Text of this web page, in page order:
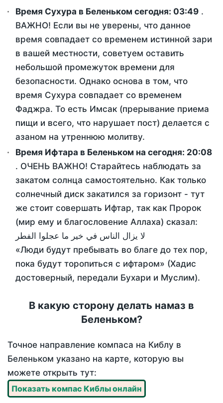
Время Сухура в Беленьком сегодня: 03:49 .
ВАЖНО! Если вы не уверены, что данное
время совпадает со временем истинной зари
в вашей местности, советуем оставить
небольшой промежуток времени для
безопасности. Однако основа в том, что
время Сухура совпадает со временем
Фаджра. То есть Имсак (прерывание приема
пищи и всего, что нарушает пост) делается с
азаном на утреннюю молитву.
Время Ифтара в Беленьком на сегодня: 20:08
. ОЧЕНЬ ВАЖНО! Старайтесь наблюдать за
закатом солнца самостоятельно. Как только
солнечный диск закатился за горизонт - тут
же стоит совершать Ифтар, так как Пророк
(мир ему и благословение Аллаха) сказал:
لا يزال الناس في خير ما عجلوا الفطر
«Люди будут пребывать во благе до тех пор,
пока будут торопиться с ифтаром» (Хадис
достоверный, передали Бухари и Муслим).
В какую сторону делать намаз в
Беленьком?
Точное направление компаса на Киблу в
Беленьком указано на карте, которую вы
можете открыть тут:
Показать компас Киблы онлайн